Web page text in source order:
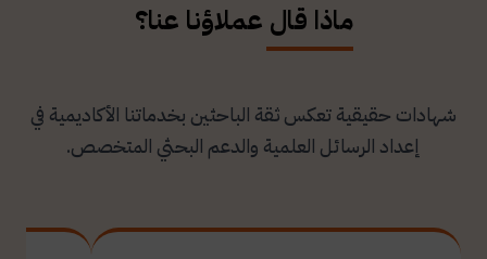
ماذا قال عملاؤنا عنا؟
شهادات حقيقية تعكس ثقة الباحثين بخدماتنا الأكاديمية في
إعداد الرسائل العلمية والدعم البحثي المتخصص.